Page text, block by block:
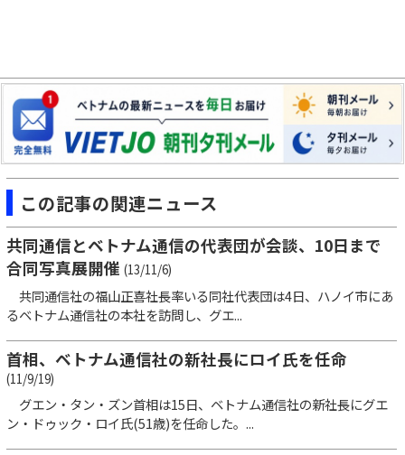
この記事の関連ニュース
共同通信とベトナム通信の代表団が会談、10日まで
合同写真展開催 (13/11/6)
共同通信社の福山正喜社長率いる同社代表団は4日、ハノイ市にあ
るベトナム通信社の本社を訪問し、グエ...
首相、ベトナム通信社の新社長にロイ氏を任命
(11/9/19)
グエン・タン・ズン首相は15日、ベトナム通信社の新社長にグエ
ン・ドゥック・ロイ氏(51歳)を任命した。...